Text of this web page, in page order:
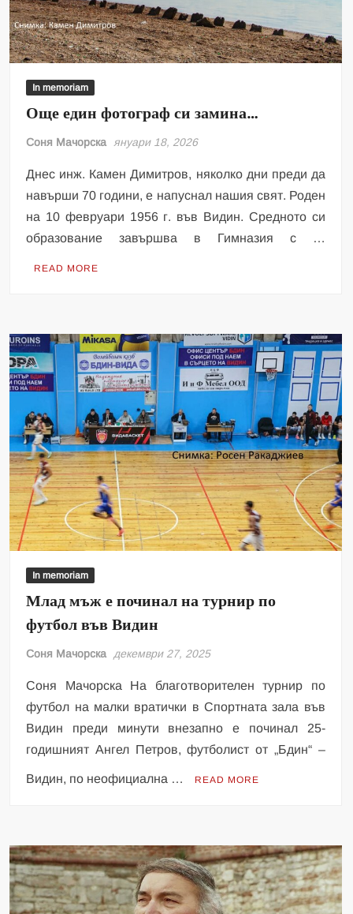
In memoriam
Още един фотограф си замина…
Соня Мачорска януари 18, 2026
Днес инж. Камен Димитров, няколко дни преди да
навърши 70 години, е напуснал нашия свят. Роден
на 10 февруари 1956 г. във Видин. Средното си
образование завършва в Гимназия с …
READ MORE
In memoriam
Млад мъж е починал на турнир по
футбол във Видин
Соня Мачорска декември 27, 2025
Соня Мачорска На благотворителен турнир по
футбол на малки вратички в Спортната зала във
Видин преди минути внезапно е починал 25-
годишният Ангел Петров, футболист от „Бдин“ –
Видин, по неофициална … READ MORE